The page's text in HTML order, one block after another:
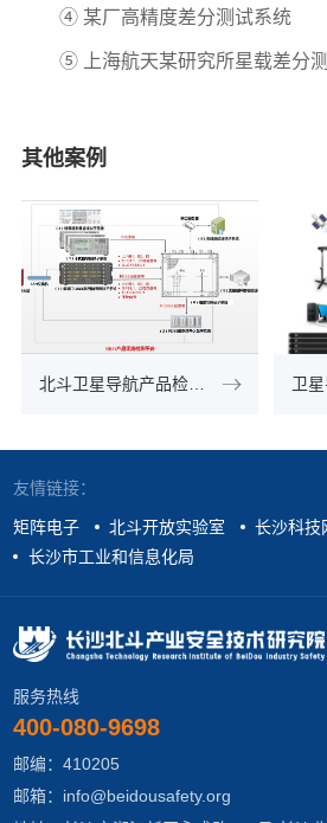
④ 某厂高精度差分测试系统
⑤ 上海航天某研究所星载差分
其他案例
北斗卫星导航产品检测中心典型应用
友情链接：
矩阵电子 北斗开放实验室
长沙科技
长沙市工业和信息化局
服务热线
400-080-9698
邮编：410205
邮箱：info@beidousafety.org